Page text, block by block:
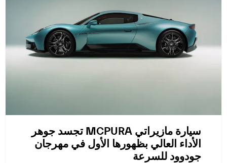
سيارة مازيراتي MCPURA تجسد جوهر
الأداء العالي بظهورها الأول في مهرجان
جودوود للسرعة